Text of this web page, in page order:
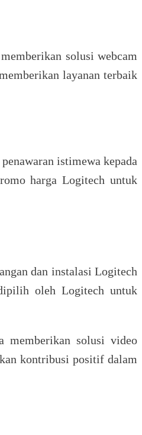
solusi webcam
layanan terbaik
istimewa kepada
harga Logitech untuk
dan instalasi Logitech
oleh Logitech untuk
memberikan solusi video
kontribusi positif dalam